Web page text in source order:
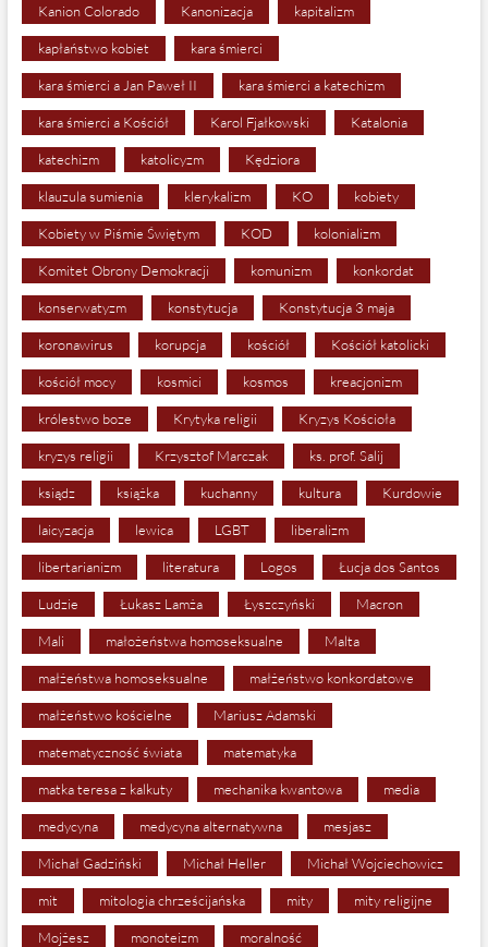
Kanion Colorado Kanonizacja kapitalizm
kapłaństwo kobiet kara śmierci
kara śmierci a Jan Paweł II kara śmierci a katechizm
kara śmierci a Kościół Karol Fjałkowski Katalonia
katechizm katolicyzm Kędziora
klauzula sumienia klerykalizm KO kobiety
Kobiety w Piśmie Świętym KOD kolonializm
Komitet Obrony Demokracji komunizm konkordat
konserwatyzm konstytucja Konstytucja 3 maja
koronawirus korupcja kościół Kościół katolicki
kościół mocy kosmici kosmos kreacjonizm
królestwo boze Krytyka religii Kryzys Kościoła
kryzys religii Krzysztof Marczak ks. prof. Salij
ksiądz książka kuchanny kultura Kurdowie
laicyzacja lewica LGBT liberalizm
libertarianizm literatura Logos Łucja dos Santos
Ludzie Łukasz Lamża Łyszczyński Macron
Mali małożeństwa homoseksualne Malta
małżeństwa homoseksualne małżeństwo konkordatowe
małżeństwo kościelne Mariusz Adamski
matematyczność świata matematyka
matka teresa z kalkuty mechanika kwantowa media
medycyna medycyna alternatywna mesjasz
Michał Gadziński Michał Heller Michał Wojciechowicz
mit mitologia chrześcijańska mity mity religijne
Mojżesz monoteizm moralność